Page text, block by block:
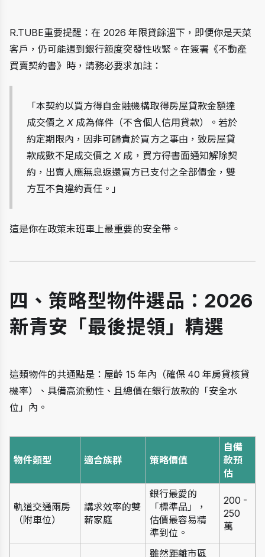
R.TUBE重要提醒：在 2026 年限貸餘溫下，即便你是天菜
客戶，仍可能遇到銀行額度突發性收緊。在簽署《不動產
買賣契約書》時，請務必要求加註：
「本契約以買方得自金融機構取得房屋貸款金額達
成交價之 X 成為條件（不含個人信用貸款）。若於
約定期限內，因非可歸責於買方之事由，致房屋貸
款成數不足成交價之 X 成，買方得書面通知解除契
約，出賣人應無息返還買方已支付之全部價金，雙
方互不負違約責任。」
這是你在政策末班車上最重要的安全帶。
四、策略型物件選品：2026
新青安「最後提領」精選
這類物件的共通點是：屋齡 15 年內（確保 40 年房貸核貸
機率）、具備高流動性、且總價在銀行放款的「安全水
位」內。
物件類型 適合族群 策略價值
自備
款預
估
軌道交通兩房
（附車位）
講求效率的雙
薪家庭
銀行最愛的
「標準品」，
估價最容易精
準到位。
200 -
250
萬
雖然距離市區